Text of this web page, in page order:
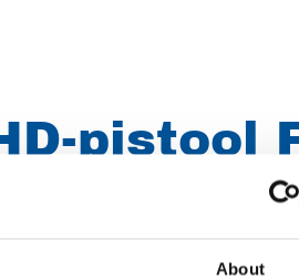
About
pistool
bar